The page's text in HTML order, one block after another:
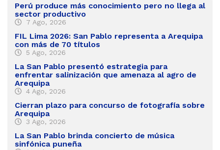
Perú produce más conocimiento pero no llega al
sector productivo
7 Ago, 2026
FIL Lima 2026: San Pablo representa a Arequipa
con más de 70 títulos
5 Ago, 2026
La San Pablo presentó estrategia para
enfrentar salinización que amenaza al agro de
Arequipa
4 Ago, 2026
Cierran plazo para concurso de fotografía sobre
Arequipa
3 Ago, 2026
La San Pablo brinda concierto de música
sinfónica puneña